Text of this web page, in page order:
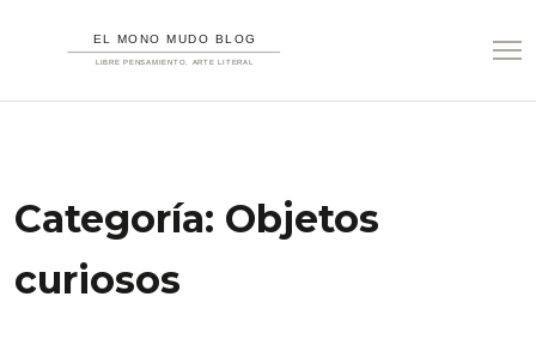
Categoría: Objetos
curiosos